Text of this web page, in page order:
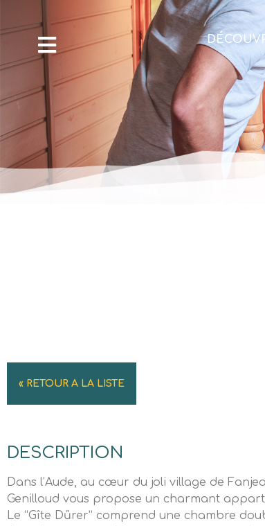
« RETOUR A LA LISTE
DESCRIPTION
Dans l’Aude, au cœur du joli village de
Genilloud vous propose un charmant
Le “Gîte Dűrer” comprend une chambre